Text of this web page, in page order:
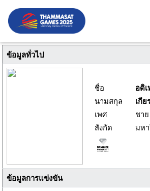
ข้อมูลทั่วไป
ชื่อ
อดิ
นามสกุล
เกี
เพศ
ชาย
สังกัด
มห
ข้อมูลการแข่งขัน